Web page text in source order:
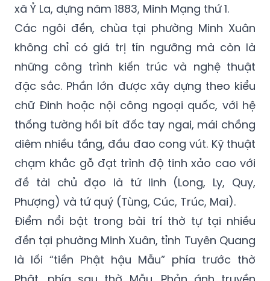
xã Ỷ La, dựng năm 1883, Minh Mạng thứ 1.
Các ngôi đền, chùa tại phường Minh Xuân
không chỉ có giá trị tín ngưỡng mà còn là
những công trình kiến trúc và nghệ thuật
đặc sắc. Phần lớn được xây dựng theo kiểu
chữ Đinh hoặc nội công ngoại quốc, với hệ
thống tường hồi bít đốc tay ngai, mái chồng
diêm nhiều tầng, đầu đao cong vút. Kỹ thuật
chạm khắc gỗ đạt trình độ tinh xảo cao với
đề tài chủ đạo là tứ linh (Long, Ly, Quy,
Phượng) và tứ quý (Tùng, Cúc, Trúc, Mai).
Điểm nổi bật trong bài trí thờ tự tại nhiều
đền tại phường Minh Xuân, tỉnh Tuyên Quang
là lối “tiền Phật hậu Mẫu” phía trước thờ